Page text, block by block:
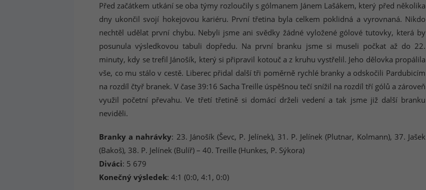
Před začátkem utkání se oba týmy rozloučily s gólmanem Jánem Lašákem, který před několika
dny ukončil svojí hokejovou kariéru. První třetina byla celkem poklidná a vyrovnaná. Nikdo
nechtěl udělat první chybu. Nebyli jsme ani svědky žádné vyložené gólové tutovky, která by
posunula výsledkovou tabuli dopředu. Na první branku jsme si museli počkat až do 22.
minuty, kdy se trefil Jánošík, který si připravil kotouč a z kruhu vystřelil. Jeho dělovka propálila
vše, co mu stálo v cestě. Liberec přidal další tři poměrně rychlé branky a odskočili Pardubicím
na rozdíl čtyř branek. V čase 39:16 Sacha Treille úspěšnou tečí snížil na rozdíl tří gólů a zároveň
využil početní převahu. Ve třetí třetině si domácí drželi vedení a tak jsme již další branku
neviděli.
Branky a nahrávky: 23. Jánošík (Ševc, P. Jelínek), 31. P. Jelínek (Plutnar, Kolmann), 37. Jašek
(Bakoš), 38. P. Jelínek (Bulíř) – 40. Treille (Hunkes, P. Sýkora)
Diváci: 5 679
Konečný výsledek: 4:1 (0:0, 4:1, 0:0)